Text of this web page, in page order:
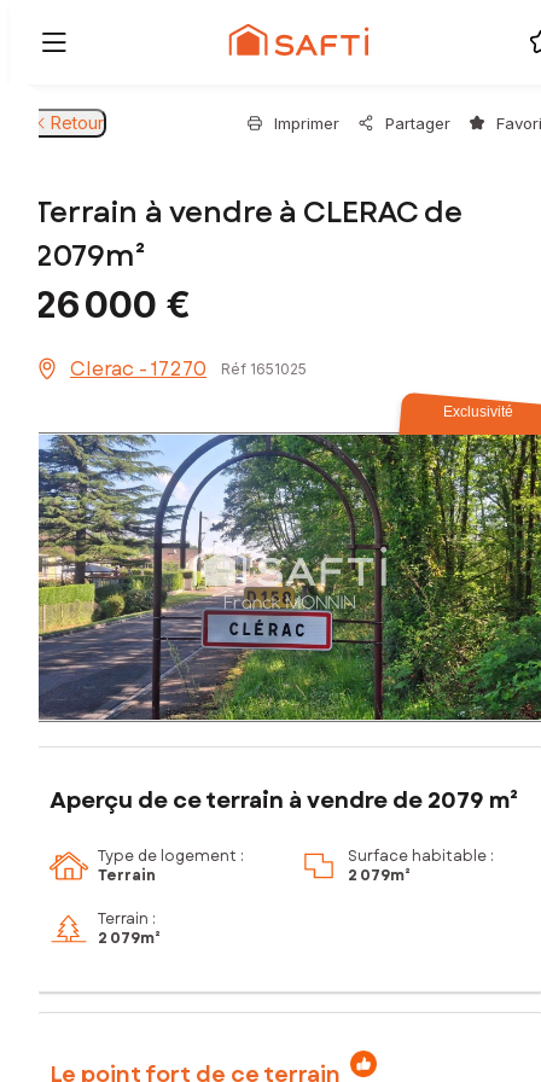
Retour Imprimer Partager
Terrain à vendre à CLERAC de
2079m²
26 000 €
Clerac - 17270 Réf 1651025
Exclusivité
Aperçu de ce terrain à vendre de 2079 m²
Type de logement :
Terrain
Surface habitable :
2 079m²
Terrain :
2 079m²
Le point fort de ce terrain